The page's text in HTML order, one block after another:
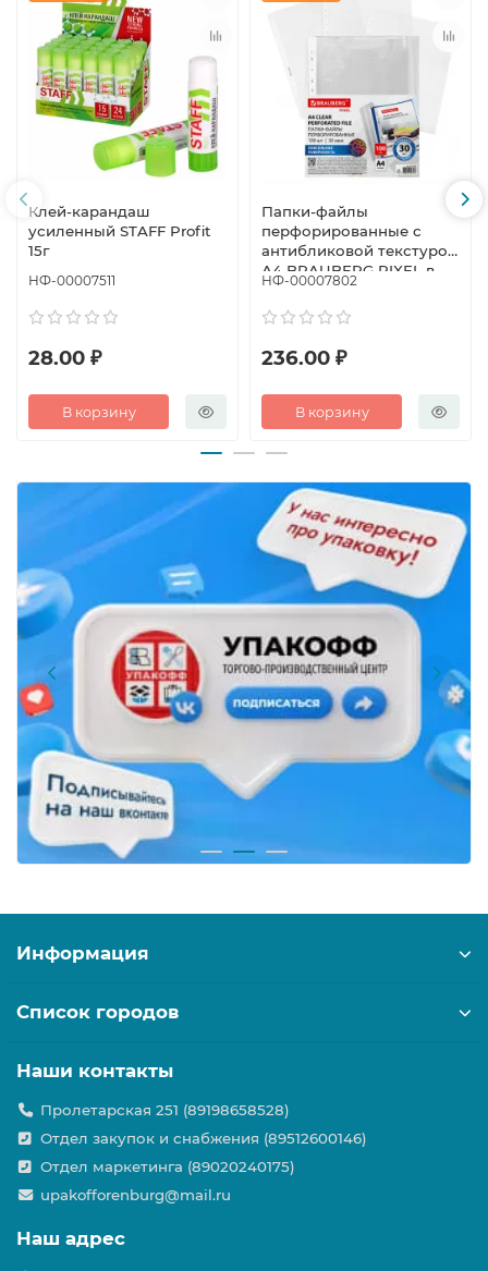
Клей-карандаш
усиленный STAFF Profit
15г
НФ-00007511
28.00 ₽
В корзину
Папки-файлы
перфорированные с
антибликовой текстурой
А4 BRAUBERG PIXEL в
упак 100шт 30мкм
НФ-00007802
236.00 ₽
В корзину
Информация
Список городов
Наши контакты
Пролетарская 251 (89198658528)
Отдел закупок и снабжения (89512600146)
Отдел маркетинга (89020240175)
upakofforenburg@mail.ru
Наш адрес